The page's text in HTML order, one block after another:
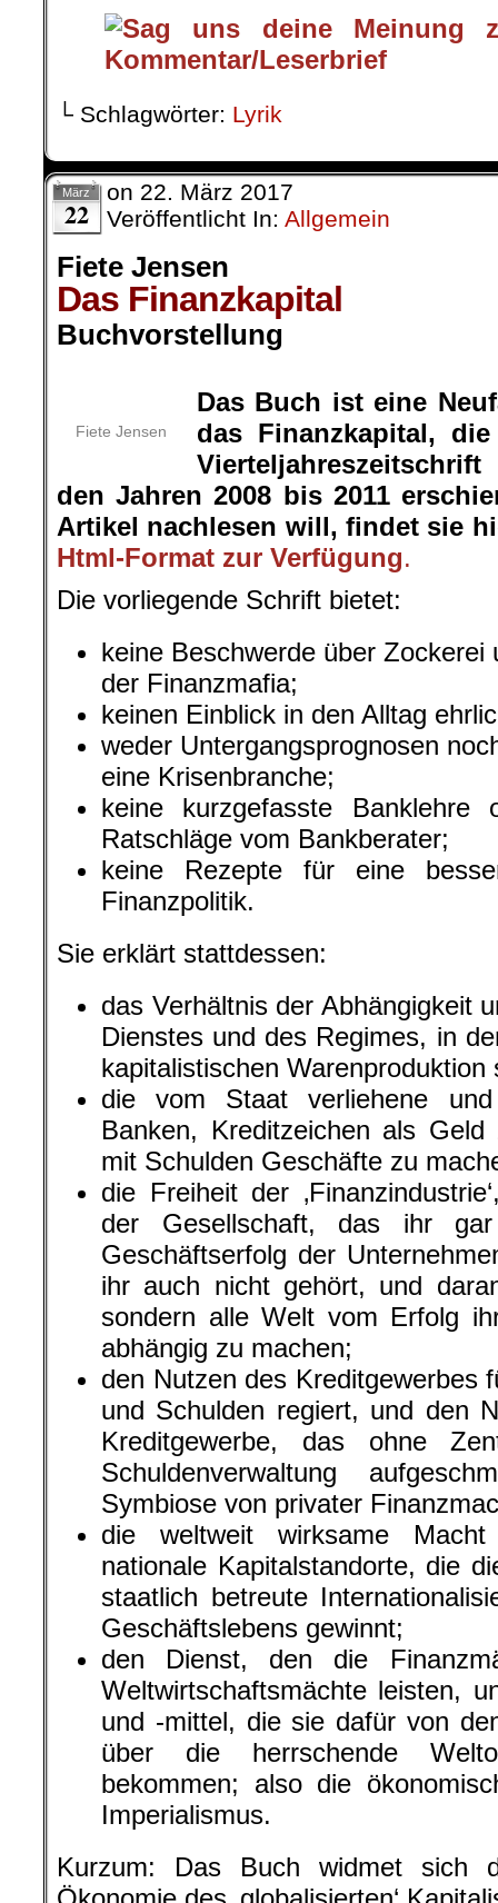
└ Schlagwörter: Lyrik
März
22
on 22. März 2017
Veröffentlicht In: Allgemein
Fiete Jensen
Das Finanzkapital
Buchvorstellung
Fiete Jensen
Das Buch ist eine
das Finanzkapital,
den Jahren 2008 bis 2011
Artikel nachlesen will, findet sie
Html-Format zur Verfügung.
Die vorliegende Schrift bietet:
keine Beschwerde über Zockerei
der Finanzmafia;
keinen Einblick in den Alltag
weder Untergangsprognosen
eine Krisenbranche;
keine kurzgefasste
Ratschläge vom Bankberater;
keine Rezepte für eine
Finanzpolitik.
Sie erklärt stattdessen:
das Verhältnis der Abhängigkeit
Dienstes und des Regimes, in
kapitalistischen Warenproduktion
die vom Staat verliehene
Banken, Kreditzeichen als
mit Schulden Geschäfte zu
die Freiheit der
der Gesellschaft, das ihr
Geschäftserfolg der
ihr auch nicht gehört, und
sondern alle Welt vom Erfolg
abhängig zu machen;
den Nutzen des Kreditgewerbes
und Schulden regiert, und den
Kreditgewerbe, das ohne
Schuldenverwaltung
Symbiose von privater
die weltweit wirksame
nationale Kapitalstandorte, die
staatlich betreute
Geschäftslebens gewinnt;
den Dienst, den die
Weltwirtschaftsmächte leisten,
und -mittel, die sie dafür von
über die herrschende
bekommen; also die
Imperialismus.
Kurzum: Das Buch widmet sich